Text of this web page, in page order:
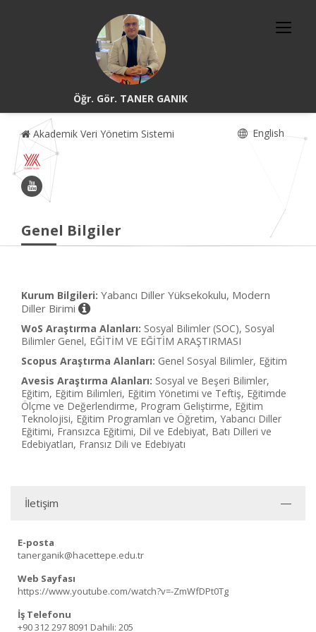
Öğr. Gör. TANER GANIK
Akademik Veri Yönetim Sistemi English
Genel Bilgiler
Kurum Bilgileri: Yabancı Diller Yüksekokulu, Modern
Diller Birimi
WoS Araştırma Alanları: Sosyal Bilimler (SOC), Sosyal
Bilimler Genel, EĞİTİM VE EĞİTİM ARAŞTIRMASI
Scopus Araştırma Alanları: Genel Sosyal Bilimler, Eğitim
Avesis Araştırma Alanları: Sosyal ve Beşeri Bilimler,
Eğitim, Eğitim Bilimleri, Eğitim Yönetimi ve Teftiş, Eğitimde
Ölçme ve Değerlendirme, Program Geliştirme, Eğitim
Teknolojisi, Eğitim Programları ve Öğretim, Yabancı Diller
Eğitimi, Fransızca Eğitimi, Dil ve Edebiyat, Batı Dilleri ve
Edebiyatları, Fransız Dili ve Edebiyatı
İletişim
E-posta
tanerganik@hacettepe.edu.tr
Web Sayfası
https://www.youtube.com/watch?v=-ZmWfDPt0Tg
İş Telefonu
+90 312 297 8091 Dahili: 205